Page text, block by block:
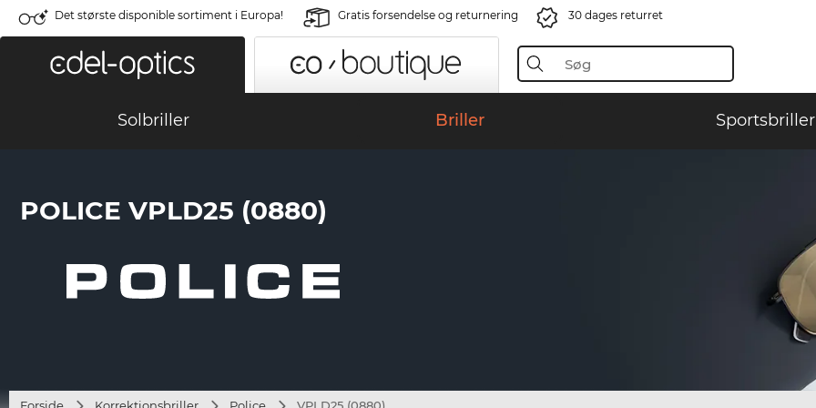
Det største disponible sortiment i Europa! Gratis forsendelse og returnering 30 dages returret
Solbriller Briller Sportsbriller
POLICE VPLD25 (0880)